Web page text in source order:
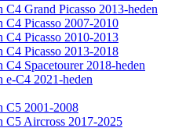
C4 Grand Picasso 2013-heden
C4 Picasso 2007-2010
C4 Picasso 2010-2013
C4 Picasso 2013-2018
C4 Spacetourer 2018-heden
e-C4 2021-heden
C5 2001-2008
C5 Aircross 2017-2025